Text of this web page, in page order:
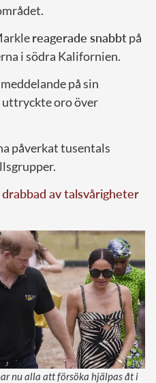
reagerade snabbtpå
i södra Kalifornien.
på sin
oro över
påverkat tusentals
av talsvårigheter
nu alla att försöka hjälpas åt i